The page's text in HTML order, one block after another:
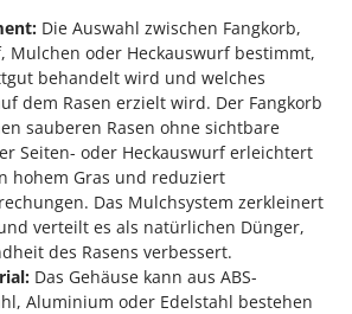
Die Auswahl zwischen Fangkorb,
Mulchen oder Heckauswurf bestimmt,
behandelt wird und welches
dem Rasen erzielt wird. Der Fangkorb
sauberen Rasen ohne sichtbare
Seiten- oder Heckauswurf erleichtert
hohem Gras und reduziert
Das Mulchsystem zerkleinert
verteilt es als natürlichen Dünger,
des Rasens verbessert.
Das Gehäuse kann aus ABS-
Aluminium oder Edelstahl bestehen